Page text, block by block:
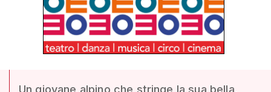
Un giovane alpino che stringe la sua bella,